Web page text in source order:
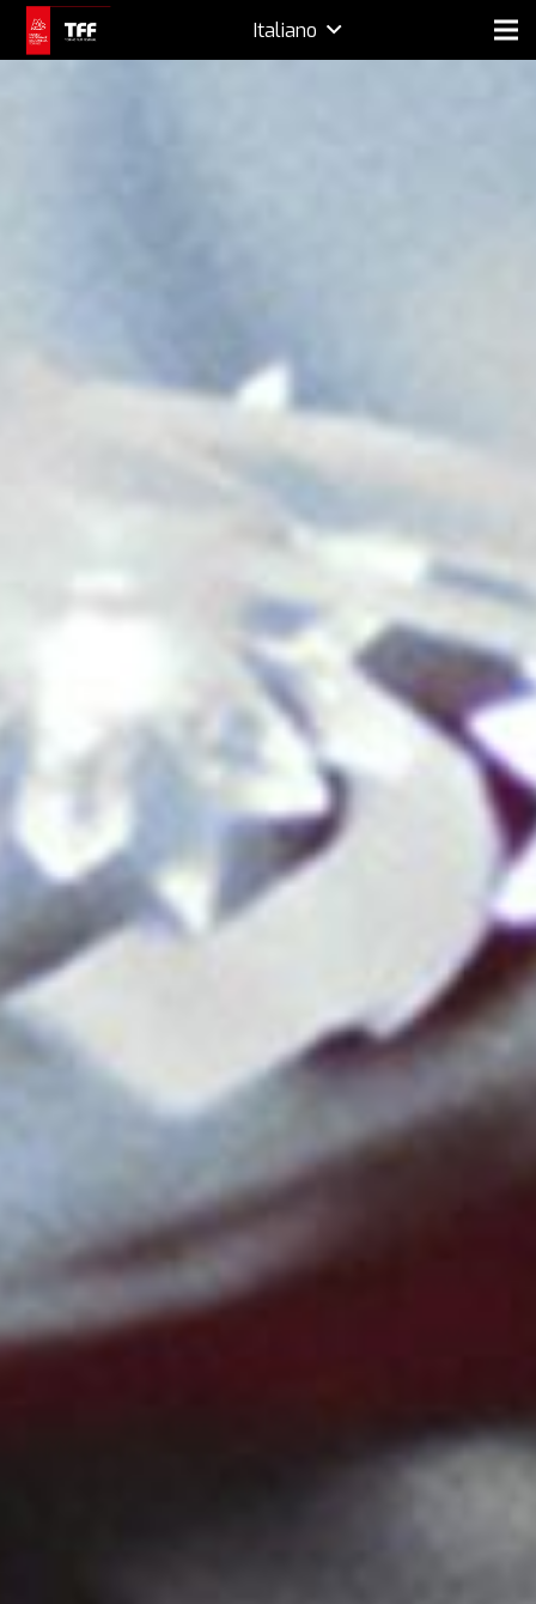
Italiano